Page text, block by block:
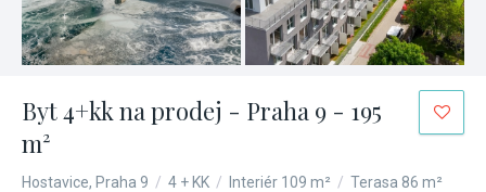
Byt 4+kk na prodej - Praha 9 - 195
m²
Hostavice, Praha 9 / 4 + KK / Interiér 109 m² / Terasa 86 m²